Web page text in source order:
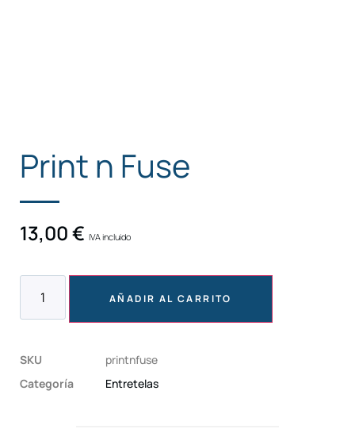
Print n Fuse
13,00€ IVA incluido
AÑADIR AL CARRITO
SKU
printnfuse
Categoría
Entretelas